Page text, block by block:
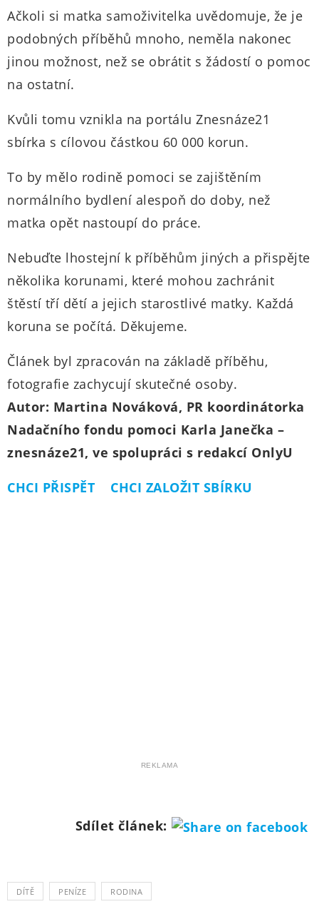
Ačkoli si matka samoživitelka uvědomuje, že je
podobných příběhů mnoho, neměla nakonec
jinou možnost, než se obrátit s žádostí o pomoc
na ostatní.
Kvůli tomu vznikla na portálu Znesnáze21
sbírka s cílovou částkou 60 000 korun.
To by mělo rodině pomoci se zajištěním
normálního bydlení alespoň do doby, než
matka opět nastoupí do práce.
Nebuďte lhostejní k příběhům jiných a přispějte
několika korunami, které mohou zachránit
štěstí tří dětí a jejich starostlivé matky. Každá
koruna se počítá. Děkujeme.
Článek byl zpracován na základě příběhu,
fotografie zachycují skutečné osoby.
Autor: Martina Nováková, PR koordinátorka
Nadačního fondu pomoci Karla Janečka –
znesnáze21, ve spolupráci s redakcí OnlyU
CHCI PŘISPĚT CHCI ZALOŽIT SBÍRKU
REKLAMA
Sdílet článek:
DÍTĚ PENÍZE RODINA